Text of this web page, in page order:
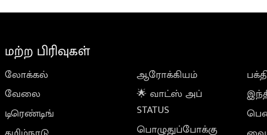
மற்ற பிரிவுகள்
லோக்கல்
வேலை
டிரெண்டிங்
ஆரோக்கியம்
🌟 வாட்ஸ் அப்
STATUS
பொழுதுப்போக்கு